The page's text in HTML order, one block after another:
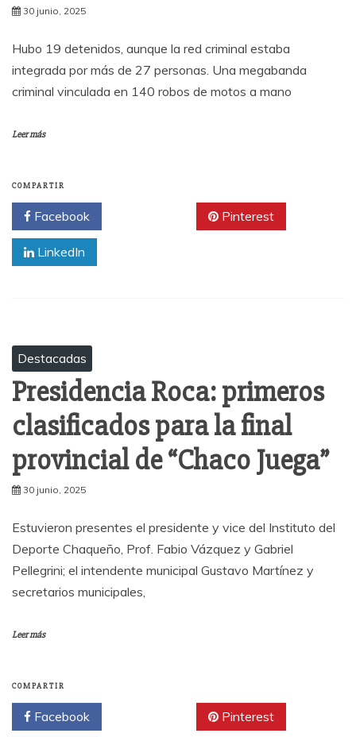
30 junio, 2025
Hubo 19 detenidos, aunque la red criminal estaba
integrada por más de 27 personas. Una megabanda
criminal vinculada en 140 robos de motos a mano
Leer más
COMPARTIR
Facebook Pinterest
LinkedIn
Destacadas
Presidencia Roca: primeros
clasificados para la final
provincial de “Chaco Juega”
30 junio, 2025
Estuvieron presentes el presidente y vice del Instituto del
Deporte Chaqueño, Prof. Fabio Vázquez y Gabriel
Pellegrini; el intendente municipal Gustavo Martínez y
secretarios municipales,
Leer más
COMPARTIR
Facebook Pinterest